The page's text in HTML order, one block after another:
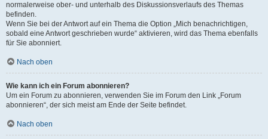
normalerweise ober- und unterhalb des Diskussionsverlaufs des Themas
befinden.
Wenn Sie bei der Antwort auf ein Thema die Option „Mich benachrichtigen,
sobald eine Antwort geschrieben wurde“ aktivieren, wird das Thema ebenfalls
für Sie abonniert.
Nach oben
Wie kann ich ein Forum abonnieren?
Um ein Forum zu abonnieren, verwenden Sie im Forum den Link „Forum
abonnieren“, der sich meist am Ende der Seite befindet.
Nach oben